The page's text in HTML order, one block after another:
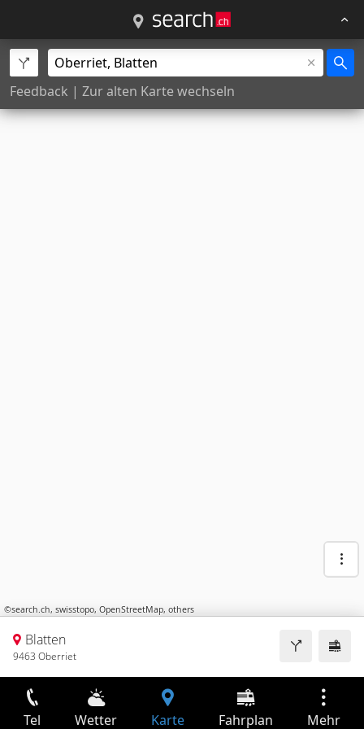
Feedback | Zur alten Karte wechseln
©search.ch, swisstopo, OpenStreetMap, others
Blatten
9463 Oberriet
Tel Wetter Karte Fahrplan Mehr